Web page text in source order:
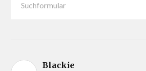
Blackie